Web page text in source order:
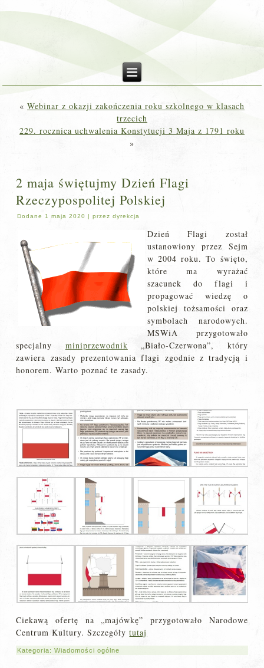
« Webinar z okazji zakończenia roku szkolnego w klasach
trzecich
229. rocznica uchwalenia Konstytucji 3 Maja z 1791 roku
»
2 maja świętujmy Dzień Flagi
Rzeczypospolitej Polskiej
Dodane 1 maja 2020 |przez dyrekcja
Dzień Flagi został
ustanowiony przez Sejm
w 2004 roku. To święto,
które ma wyrażać
szacunek do flagi i
propagować wiedzę o
polskiej tożsamości oraz
symbolach narodowych.
MSWiA przygotowało
specjalny miniprzewodnik „Biało-Czerwona”, który
zawiera zasady prezentowania flagi zgodnie z tradycją i
honorem. Warto poznać te zasady.
Ciekawą ofertę na „majówkę” przygotowało Narodowe
Centrum Kultury. Szczegółytutaj
Kategoria:Wiadomości ogólne